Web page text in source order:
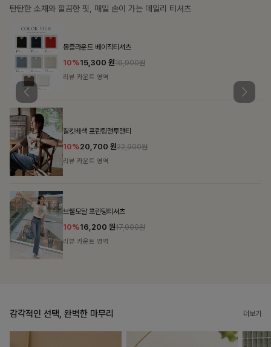
특별한 날부터 일상까지 함께하는 룩
감각적인 선택, 완벽한 마무리 더보기